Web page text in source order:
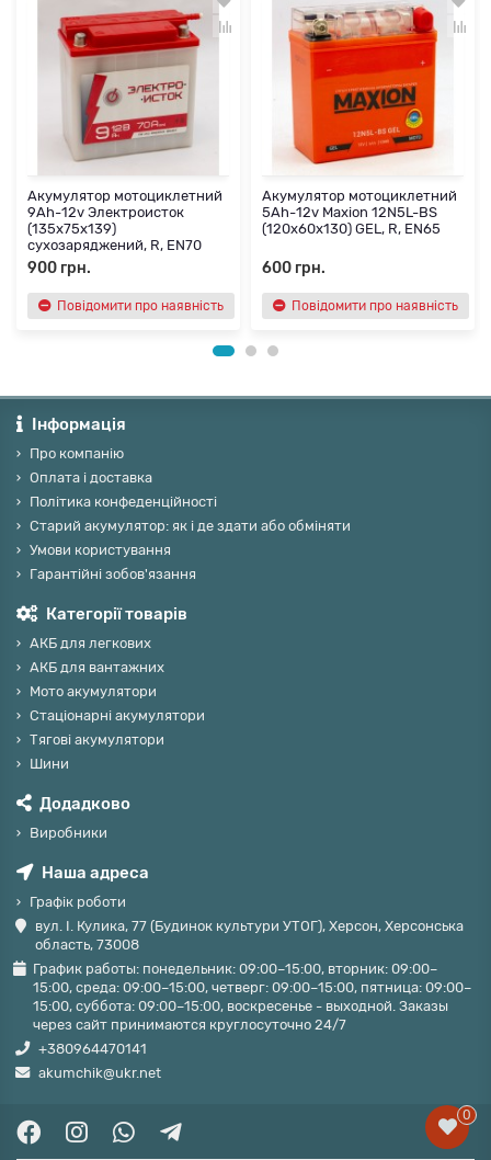
Акумулятор мотоциклетний
9Ah-12v Электроисток
(135х75х139)
сухозаряджений, R, EN70
900 грн.
Повідомити про наявність
Акумулятор мотоциклетний
5Ah-12v Maxion 12N5L-BS
(120х60х130) GEL, R, EN65
600 грн.
Повідомити про наявність
Інформація
Про компанію
Оплата і доставка
Політика конфеденційності
Старий акумулятор: як і де здати або обміняти
Умови користування
Гарантійні зобов'язання
Категорії товарів
АКБ для легкових
АКБ для вантажних
Мото акумулятори
Стаціонарні акумулятори
Тягові акумулятори
Шини
Додадково
Виробники
Наша адреса
Графік роботи
вул. І. Кулика, 77 (Будинок культури УТОГ), Херсон, Херсонська
область, 73008
График работы: понедельник: 09:00–15:00, вторник: 09:00–
15:00, среда: 09:00–15:00, четверг: 09:00–15:00, пятница: 09:00–
15:00, суббота: 09:00–15:00, воскресенье - выходной. Заказы
через сайт принимаются круглосуточно 24/7
+380964470141
akumchik@ukr.net
0